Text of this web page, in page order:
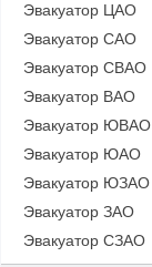
Эвакуатор ЦАО
Эвакуатор САО
Эвакуатор СВАО
Эвакуатор ВАО
Эвакуатор ЮВАО
Эвакуатор ЮАО
Эвакуатор ЮЗАО
Эвакуатор ЗАО
Эвакуатор СЗАО